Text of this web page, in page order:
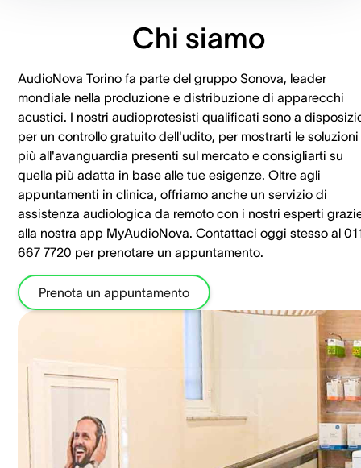
Chi siamo
AudioNova Torino fa parte del gruppo Sonova, leader
mondiale nella produzione e distribuzione di apparecchi
acustici. I nostri audioprotesisti qualificati sono a
per un controllo gratuito dell'udito, per mostrarti le soluzioni
più all'avanguardia presenti sul mercato e consigliarti su
quella più adatta in base alle tue esigenze. Oltre agli
appuntamenti in clinica, offriamo anche un servizio di
assistenza audiologica da remoto con i nostri esperti
alla nostra app MyAudioNova. Contattaci oggi stesso al
667 7720 per prenotare un appuntamento.
Prenota un appuntamento